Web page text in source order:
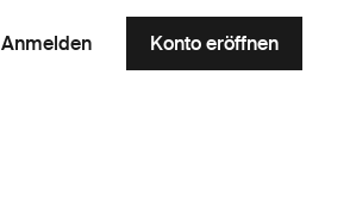
Anmelden Konto eröffnen